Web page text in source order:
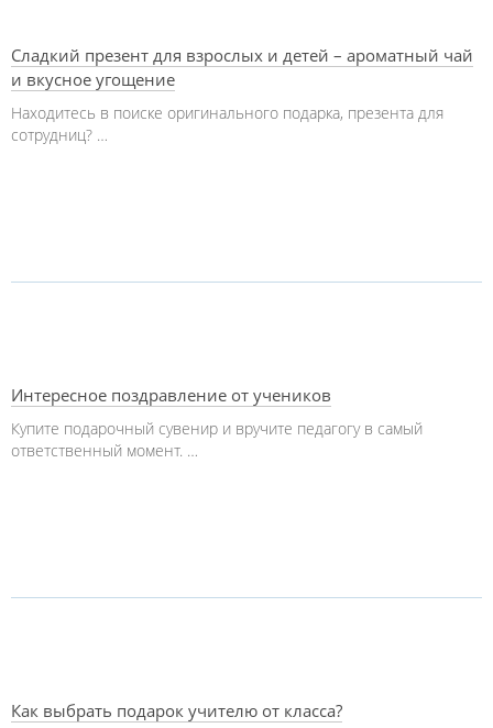
Сладкий презент для взрослых и детей – ароматный чай
и вкусное угощение
Находитесь в поиске оригинального подарка, презента для
сотрудниц? …
Интересное поздравление от учеников
Купите подарочный сувенир и вручите педагогу в самый
ответственный момент. …
Как выбрать подарок учителю от класса?